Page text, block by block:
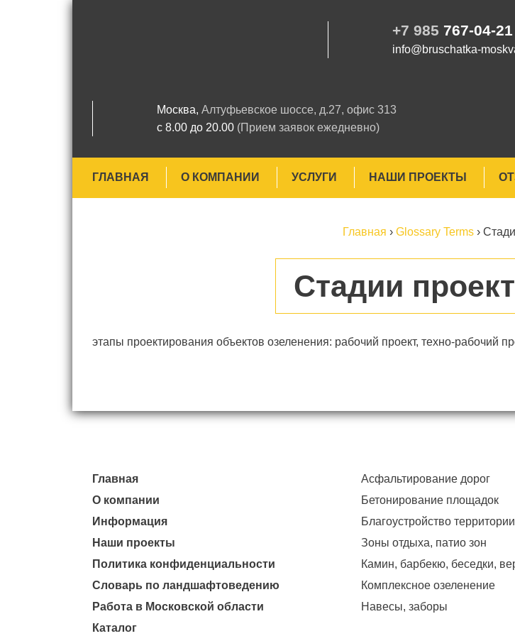
+7 985 767-04-21
info@bruschatka-
Москва, Алтуфьевское шоссе, д.27, офис 313
с 8.00 до 20.00 (Прием заявок ежедневно)
ГЛАВНАЯ О КОМПАНИИ УСЛУГИ НАШИ ПРОЕКТЫ
Главная › Glossary Terms›
Стадии
этапы проектирования объектов озеленения: рабочий проект, техно-рабочий
Главная
О компании
Информация
Наши проекты
Политика конфиденциальности
Словарь по ландшафтоведению
Работа в Московской области
Каталог
Асфальтирование дорог
Бетонирование площадок
Благоустройство территории
Зоны отдыха, патио зон
Камин, барбекю, беседки,
Комплексное озеленение
Навесы, заборы